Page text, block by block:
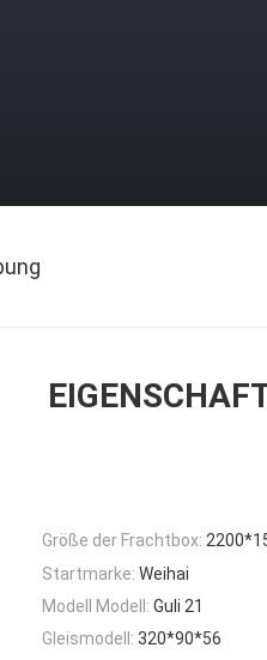
Größe der Frachtbox:
Startmarke: Weihai
Modell Modell: Guli 21
Gleismodell: 320*90*56